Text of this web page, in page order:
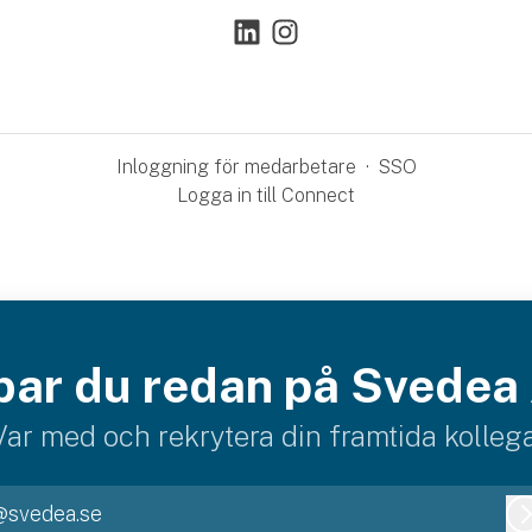
Inloggning för medarbetare · SSO
Logga in till Connect
du redan på Svedea
med och rekrytera din framtida